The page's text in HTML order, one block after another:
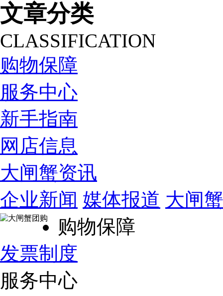
文章分类
CLASSIFICATION
购物保障
服务中心
新手指南
网店信息
大闸蟹资讯
企业新闻 媒体报道 大闸
购物保障
发票制度
服务中心